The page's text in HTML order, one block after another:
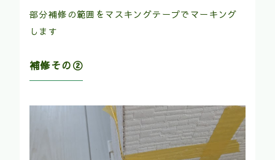
部分補修の範囲をマスキングテープでマーキング
します
補修その②